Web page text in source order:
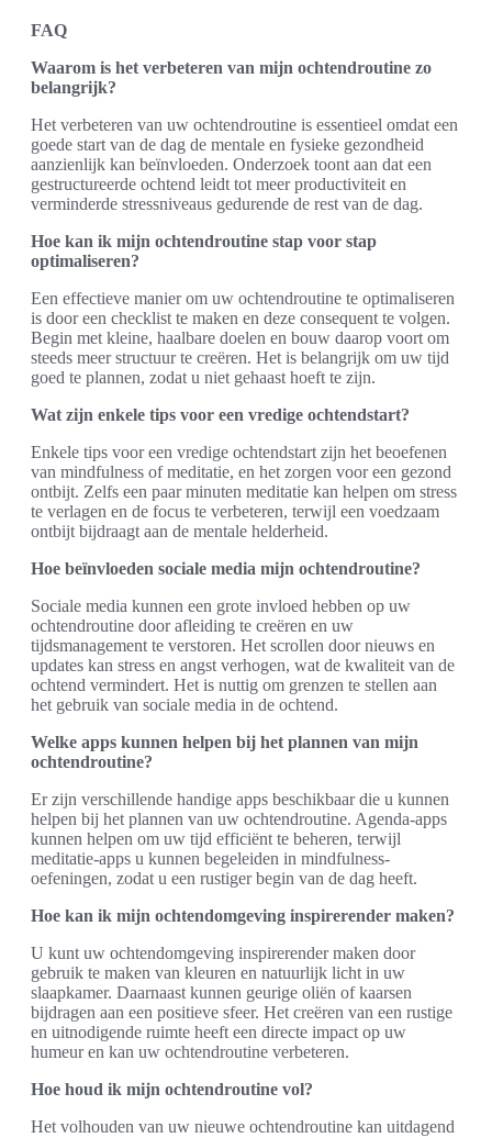
FAQ
Waarom is het verbeteren van mijn ochtendroutine zo
belangrijk?
Het verbeteren van uw ochtendroutine is essentieel omdat een
goede start van de dag de mentale en fysieke gezondheid
aanzienlijk kan beïnvloeden. Onderzoek toont aan dat een
gestructureerde ochtend leidt tot meer productiviteit en
verminderde stressniveaus gedurende de rest van de dag.
Hoe kan ik mijn ochtendroutine stap voor stap
optimaliseren?
Een effectieve manier om uw ochtendroutine te optimaliseren
is door een checklist te maken en deze consequent te volgen.
Begin met kleine, haalbare doelen en bouw daarop voort om
steeds meer structuur te creëren. Het is belangrijk om uw tijd
goed te plannen, zodat u niet gehaast hoeft te zijn.
Wat zijn enkele tips voor een vredige ochtendstart?
Enkele tips voor een vredige ochtendstart zijn het beoefenen
van mindfulness of meditatie, en het zorgen voor een gezond
ontbijt. Zelfs een paar minuten meditatie kan helpen om stress
te verlagen en de focus te verbeteren, terwijl een voedzaam
ontbijt bijdraagt aan de mentale helderheid.
Hoe beïnvloeden sociale media mijn ochtendroutine?
Sociale media kunnen een grote invloed hebben op uw
ochtendroutine door afleiding te creëren en uw
tijdsmanagement te verstoren. Het scrollen door nieuws en
updates kan stress en angst verhogen, wat de kwaliteit van de
ochtend vermindert. Het is nuttig om grenzen te stellen aan
het gebruik van sociale media in de ochtend.
Welke apps kunnen helpen bij het plannen van mijn
ochtendroutine?
Er zijn verschillende handige apps beschikbaar die u kunnen
helpen bij het plannen van uw ochtendroutine. Agenda-apps
kunnen helpen om uw tijd efficiënt te beheren, terwijl
meditatie-apps u kunnen begeleiden in mindfulness-
oefeningen, zodat u een rustiger begin van de dag heeft.
Hoe kan ik mijn ochtendomgeving inspirerender maken?
U kunt uw ochtendomgeving inspirerender maken door
gebruik te maken van kleuren en natuurlijk licht in uw
slaapkamer. Daarnaast kunnen geurige oliën of kaarsen
bijdragen aan een positieve sfeer. Het creëren van een rustige
en uitnodigende ruimte heeft een directe impact op uw
humeur en kan uw ochtendroutine verbeteren.
Hoe houd ik mijn ochtendroutine vol?
Het volhouden van uw nieuwe ochtendroutine kan uitdagend